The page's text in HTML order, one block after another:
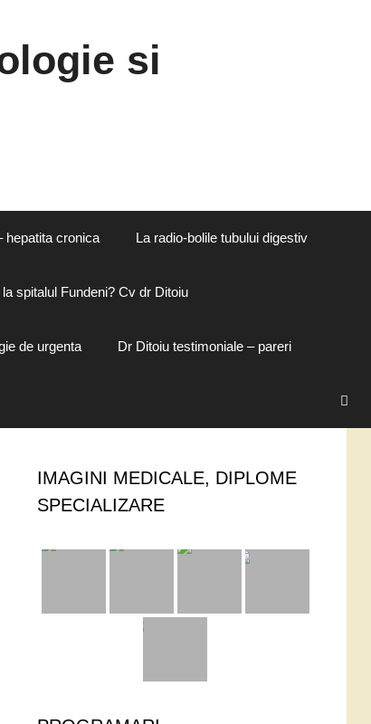
si
hepatita cronica La radio-bolile tubului digestiv
spitalul Fundeni? Cv dr Ditoiu
de urgenta Dr Ditoiu testimoniale – pareri
IMAGINI MEDICALE, DIPLOME
SPECIALIZARE